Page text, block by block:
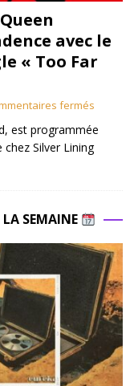
avec le
« Too Far
fermés
est programmée
Silver Lining
SEMAINE